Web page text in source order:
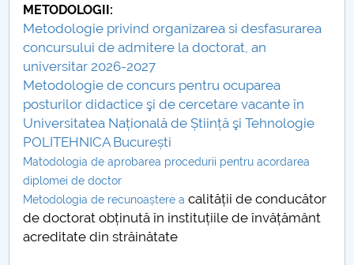
Studenți
Ghiduri pentru STUDENȚI
Public relations
International Relations
PNRR
Proiect(PRIM STUD)
METODOLOGII:
Metodologie privind organizarea si desfasurarea
concursului de admitere la doctorat, an
universitar 2026-2027
Metodologie de concurs pentru ocuparea
posturilor didactice şi de cercetare vacante în
Universitatea Națională de Știință şi Tehnologie
POLITEHNICA București
Matodologia de aprobarea procedurii pentru acordarea
diplomei de doctor
Metodologia de recunoaștere a calității de conducător
de doctorat obținută în instituțiile de învățământ
acreditate din străinătate